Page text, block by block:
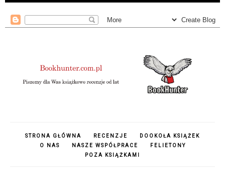
STRONA GŁÓWNA RECENZJE
DOOKOŁA KSIĄŻEK
O NAS
NASZE WSPÓŁPRACE
FELIETONY
POZA KSIĄŻKAMI